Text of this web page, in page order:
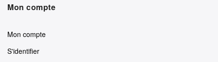
Mon compte
Mon compte
S'identifier